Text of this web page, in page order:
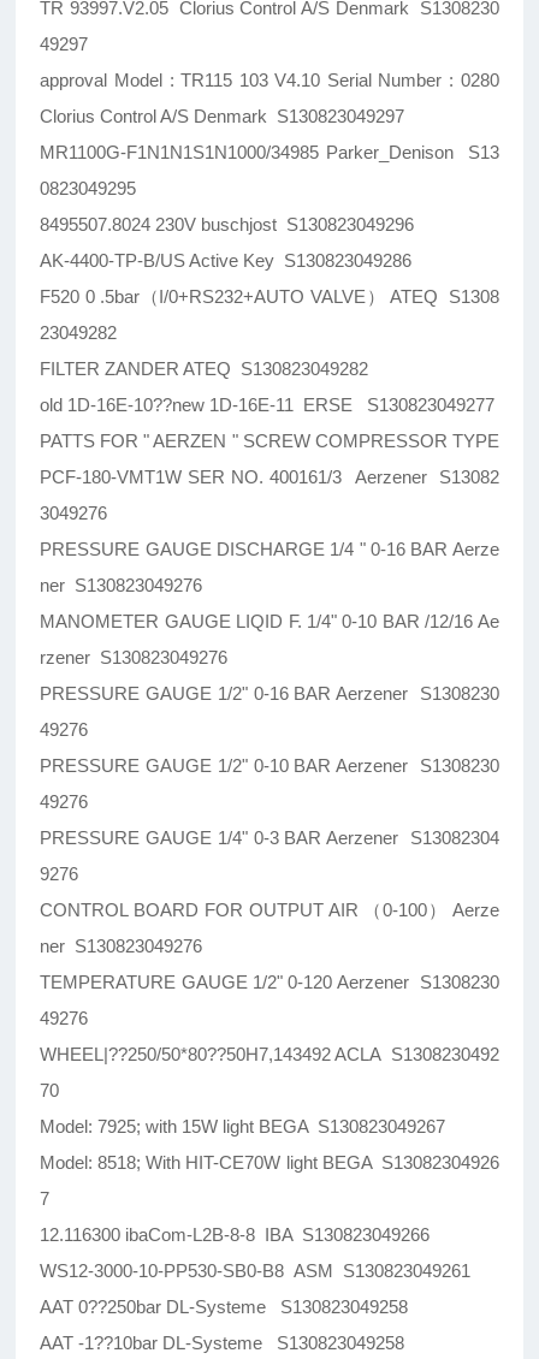
TR 93997.V2.05 Clorius Control A/S Denmark S1308230
49297
approval Model : TR115 103 V4.10 Serial Number : 0280
Clorius Control A/S Denmark S130823049297
MR1100G-F1N1N1S1N1000/34985 Parker_Denison S13
0823049295
8495507.8024 230V buschjost S130823049296
AK-4400-TP-B/US Active Key S130823049286
F520 0 .5bar（I/0+RS232+AUTO VALVE） ATEQ S1308
23049282
FILTER ZANDER ATEQ S130823049282
old 1D-16E-10??new 1D-16E-11 ERSE S130823049277
PATTS FOR " AERZEN " SCREW COMPRESSOR TYPE
PCF-180-VMT1W SER NO. 400161/3 Aerzener S13082
3049276
PRESSURE GAUGE DISCHARGE 1/4 " 0-16 BAR Aerze
ner S130823049276
MANOMETER GAUGE LIQID F. 1/4" 0-10 BAR /12/16 Ae
rzener S130823049276
PRESSURE GAUGE 1/2" 0-16 BAR Aerzener S1308230
49276
PRESSURE GAUGE 1/2" 0-10 BAR Aerzener S1308230
49276
PRESSURE GAUGE 1/4" 0-3 BAR Aerzener S13082304
9276
CONTROL BOARD FOR OUTPUT AIR （0-100） Aerze
ner S130823049276
TEMPERATURE GAUGE 1/2" 0-120 Aerzener S1308230
49276
WHEEL|??250/50*80??50H7,143492 ACLA S1308230492
70
Model: 7925; with 15W light BEGA S130823049267
Model: 8518; With HIT-CE70W light BEGA S13082304926
7
12.116300 ibaCom-L2B-8-8 IBA S130823049266
WS12-3000-10-PP530-SB0-B8 ASM S130823049261
AAT 0??250bar DL-Systeme S130823049258
AAT -1??10bar DL-Systeme S130823049258